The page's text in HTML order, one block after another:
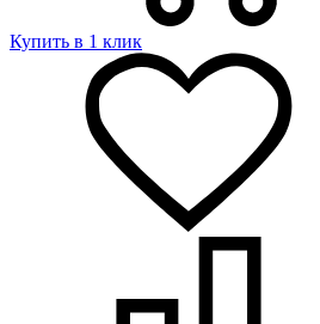
Купить в 1 клик